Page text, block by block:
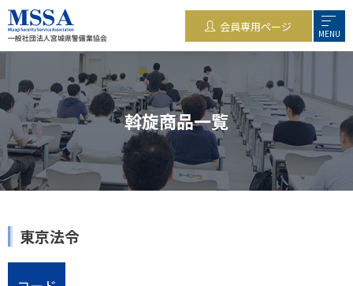
会員専用ページ MENU
斡旋商品一覧
東京法令